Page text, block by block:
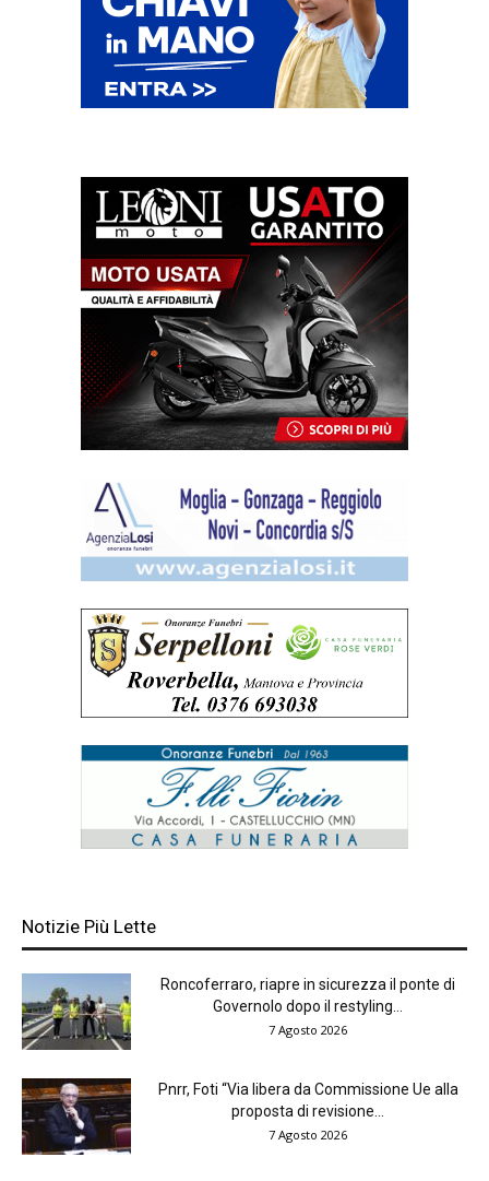
Notizie Più Lette
Roncoferraro, riapre in sicurezza il ponte di
Governolo dopo il restyling...
7 Agosto 2026
Pnrr, Foti “Via libera da Commissione Ue alla
proposta di revisione...
7 Agosto 2026